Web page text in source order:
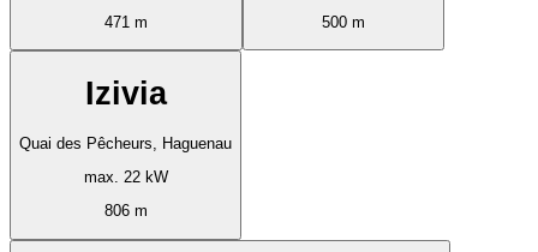
471 m
500 m
Izivia
Quai des Pêcheurs, Haguenau
max. 22 kW
806 m